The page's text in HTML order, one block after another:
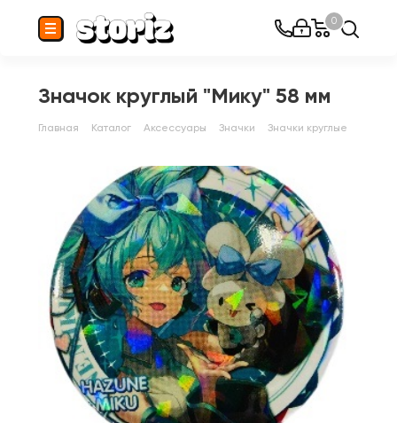
0
Значок круглый "Мику" 58 мм
Главная Каталог Аксессуары Значки Значки круглые